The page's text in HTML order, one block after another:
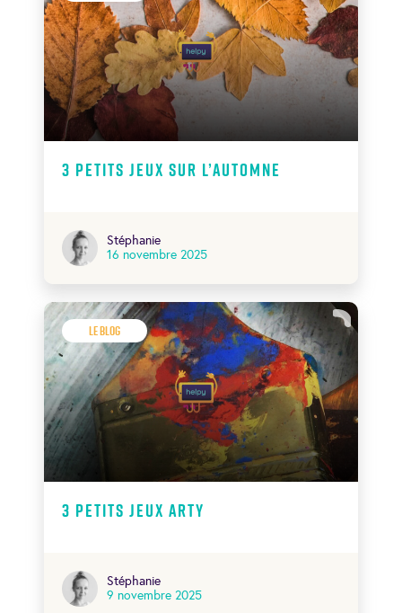
3 petits jeux sur l’automne
Stéphanie
16 novembre 2025
Le Blog
3 petits Jeux Arty
Stéphanie
9 novembre 2025